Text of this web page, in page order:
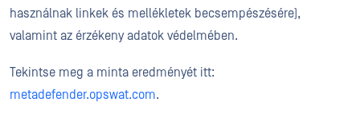
használnak linkek és mellékletek becsempészésére),
valamint az érzékeny adatok védelmében.
Tekintse meg a minta eredményét itt:
metadefender.opswat.com.